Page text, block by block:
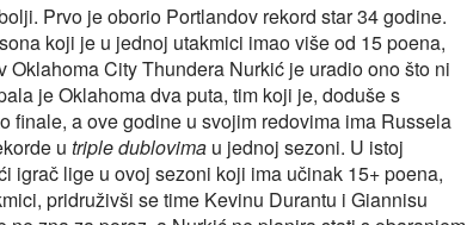
Prvo je oborio Portlandov rekord star 34 godine.
koji je u jednoj utakmici imao više od 15 poena,
City Thundera Nurkić je uradio ono što ni
je Oklahoma dva puta, tim koji je, doduše s
finale, a ove godine u svojim redovima ima Russela
u triple dublovima u jednoj sezoni. U istoj
igrač lige u ovoj sezoni koji ima učinak 15+ poena,
pridruživši se time Kevinu Durantu i Giannisu